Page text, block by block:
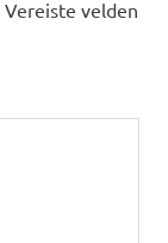
Vereiste velden